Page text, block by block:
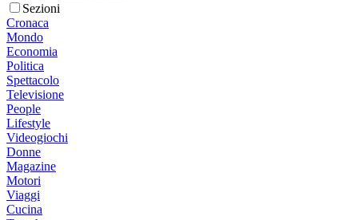
Sezioni
Cronaca
Mondo
Economia
Politica
Spettacolo
Televisione
People
Lifestyle
Videogiochi
Donne
Magazine
Motori
Viaggi
Cucina